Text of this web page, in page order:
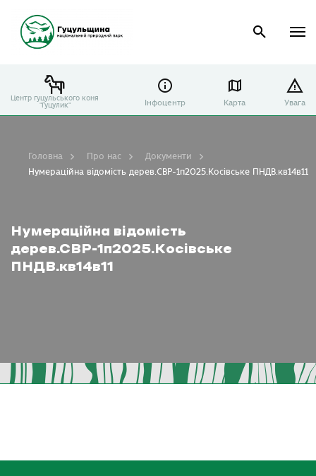
Центр гуцульського коня
"Гуцулик"
Інфоцентр Карта Увага
Нумераційна відомість
дерев.СВР-1п2025.Косівське
ПНДВ.кв14в11
Головна Про нас
Документи
Нумераційна відомість дерев.СВР-1п2025.Косівське ПНДВ.кв14в11